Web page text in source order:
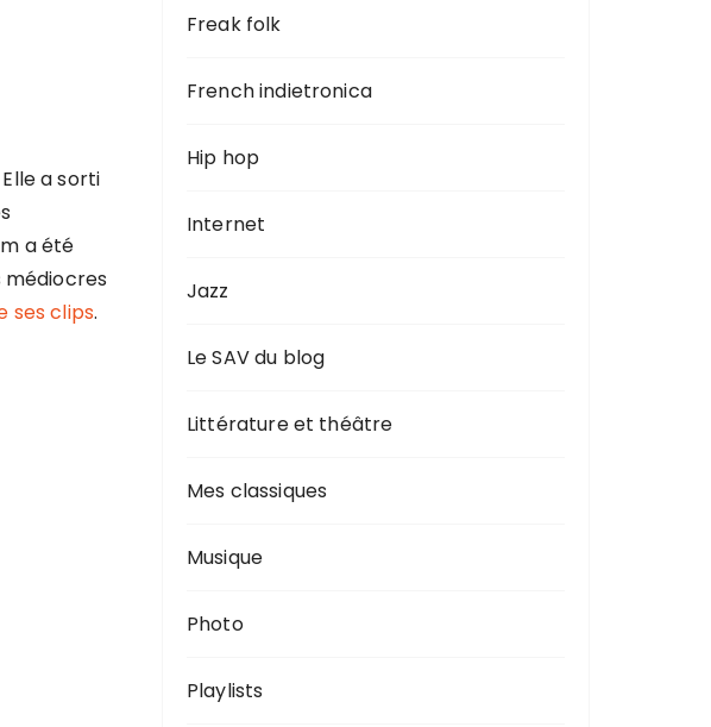
a sorti
a été
médiocres
ses clips.
Freak folk
French indietronica
Hip hop
Internet
Jazz
Le SAV du blog
Littérature et théâtre
Mes classiques
Musique
Photo
Playlists